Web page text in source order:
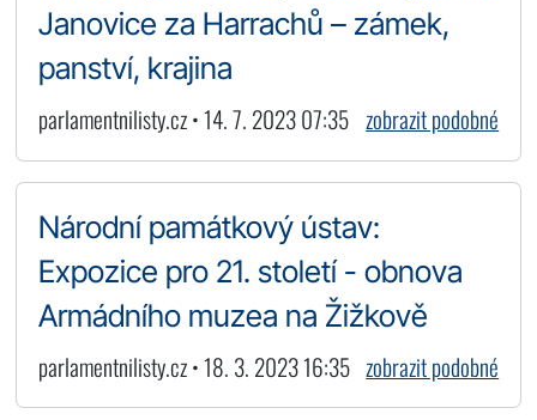
Janovice za Harrachů – zámek,
panství, krajina
parlamentnilisty.cz • 14. 7. 2023 07:35 zobrazit podobné
Národní památkový ústav:
Expozice pro 21. století - obnova
Armádního muzea na Žižkově
parlamentnilisty.cz • 18. 3. 2023 16:35 zobrazit podobné